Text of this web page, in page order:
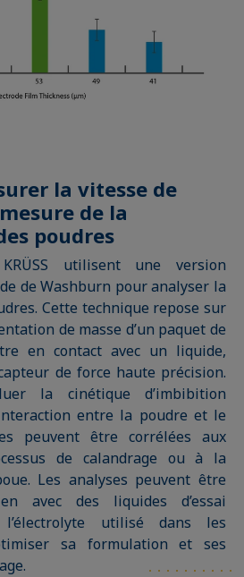
la vitesse de
de la
poudres
utilisent une version
de Washburn pour analyser la
Cette technique repose sur
de masse d’un paquet de
en contact avec un liquide,
de force haute précision.
la cinétique d’imbibition
entre la poudre et le
peuvent être corrélées aux
de calandrage ou à la
Les analyses peuvent être
avec des liquides d’essai
l’électrolyte utilisé dans les
sa formulation et ses